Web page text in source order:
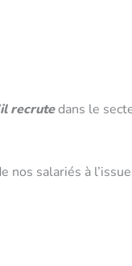
recrutedans le
salariés à